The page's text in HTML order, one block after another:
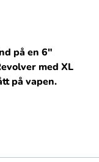
på en 6"
med XL
på vapen.